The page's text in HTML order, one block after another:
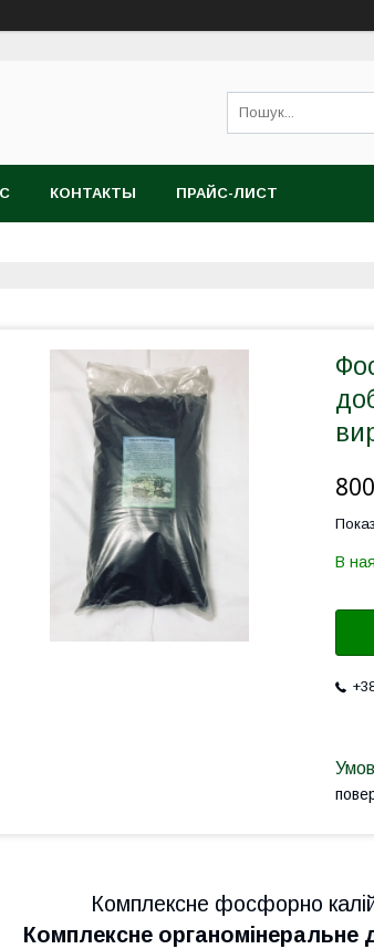
КОНТАКТЫ ПРАЙС-ЛИСТ
В
Комплексне фосфорно
Комплексне органомінеральне